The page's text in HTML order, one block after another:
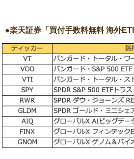
●楽天証券「買付手数料無料 海外